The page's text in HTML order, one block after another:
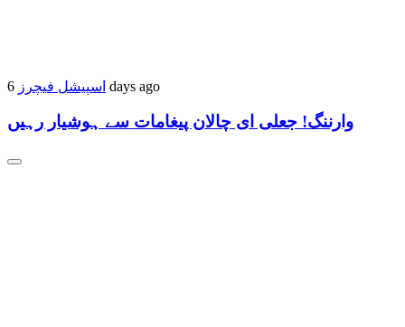
اسپیشل فیچرز 6 days ago
وارننگ! جعلی ای چالان پیغامات سے ہوشیار رہیں